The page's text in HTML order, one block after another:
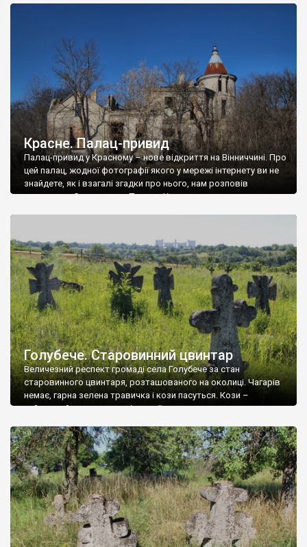
Красне. Палац-привид
Палац-привид у Красному – нове відкриття на Вінниччині. Про
цей палац, жодної фотографії якого у мережі інтернету ви не
знайдете, як і взагалі згадки про нього, нам розповів
мешканець Самгородка. Палац у Красному вразив не лише
Голубече. Старовинний цвинтар
Величезний респект громаді села Голубече за стан
старовинного цвинтаря, розташованого на околиці. Чагарів
немає, гарна зелена травичка і кози пасуться. Кози –
найкращий регулятор шкідливої, для старих кладовищ,
бруньками, кози ті бруньки обгризають, бо то улюблений
делікатес. На цвинтарі у Голубечому ціла колекція
різноманітних форм хрестів. Село відносно невелике, […]